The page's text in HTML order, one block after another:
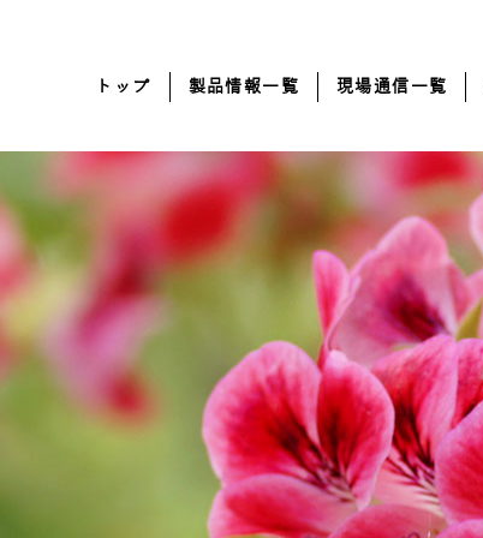
トップ 製品情報一覧 現場通信一覧